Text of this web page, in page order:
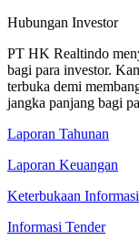
Hubungan Investor
PT HK Realtindo
bagi para investor.
terbuka demi
jangka panjang bagi
Laporan Tahunan
Laporan Keuangan
Keterbukaan Informasi
Informasi Tender